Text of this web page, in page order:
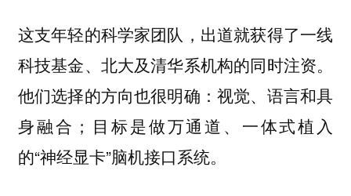
这支年轻的科学家团队，出道就获得了一线
科技基金、北大及清华系机构的同时注资。
他们选择的方向也很明确：视觉、语言和具
身融合；目标是做万通道、一体式植入
的“神经显卡”脑机接口系统。